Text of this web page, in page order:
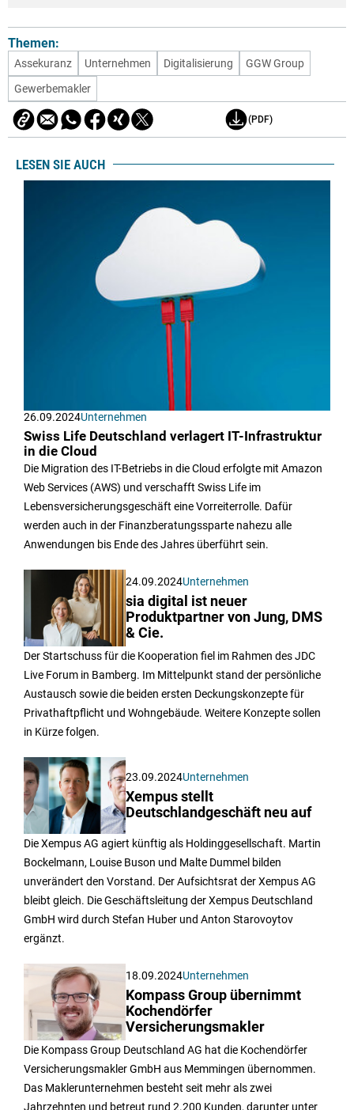
Themen:
Assekuranz Unternehmen Digitalisierung
GGW Group
Gewerbemakler
(PDF)
LESEN SIE AUCH
26.09.2024Unternehmen
Swiss Life Deutschland verlagert IT-Infrastruktur
in die Cloud
Die Migration des IT-Betriebs in die Cloud erfolgte mit Amazon
Web Services (AWS) und verschafft Swiss Life im
Lebensversicherungsgeschäft eine Vorreiterrolle. Dafür
werden auch in der Finanzberatungssparte nahezu alle
Anwendungen bis Ende des Jahres überführt sein.
24.09.2024Unternehmen
sia digital ist neuer
Produktpartner von Jung, DMS
& Cie.
Der Startschuss für die Kooperation fiel im Rahmen des JDC
Live Forum in Bamberg. Im Mittelpunkt stand der persönliche
Austausch sowie die beiden ersten Deckungskonzepte für
Privathaftpflicht und Wohngebäude. Weitere Konzepte sollen
in Kürze folgen.
23.09.2024Unternehmen
Xempus stellt
Deutschlandgeschäft neu auf
Die Xempus AG agiert künftig als Holdinggesellschaft. Martin
Bockelmann, Louise Buson und Malte Dummel bilden
unverändert den Vorstand. Der Aufsichtsrat der Xempus AG
bleibt gleich. Die Geschäftsleitung der Xempus Deutschland
GmbH wird durch Stefan Huber und Anton Starovoytov
ergänzt.
18.09.2024Unternehmen
Kompass Group übernimmt
Kochendörfer
Versicherungsmakler
Die Kompass Group Deutschland AG hat die Kochendörfer
Versicherungsmakler GmbH aus Memmingen übernommen.
Das Maklerunternehmen besteht seit mehr als zwei
Jahrzehnten und betreut rund 2.200 Kunden, darunter unter